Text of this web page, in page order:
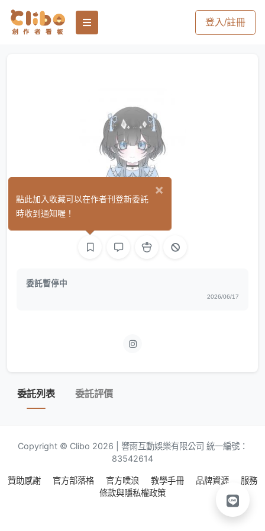
登入/註冊
myu (0)
委託暫停中
2026/06/17
委託列表 委託評價
Copyright © Clibo 2026 | 響雨互動娛樂有限公司 統一編號：
83542614
贊助感謝 官方部落格 官方噗浪 教學手冊 品牌資源
服務
條款與隱私權政策
×
點此加入收藏可以在作者刊登新委託
時收到通知喔！